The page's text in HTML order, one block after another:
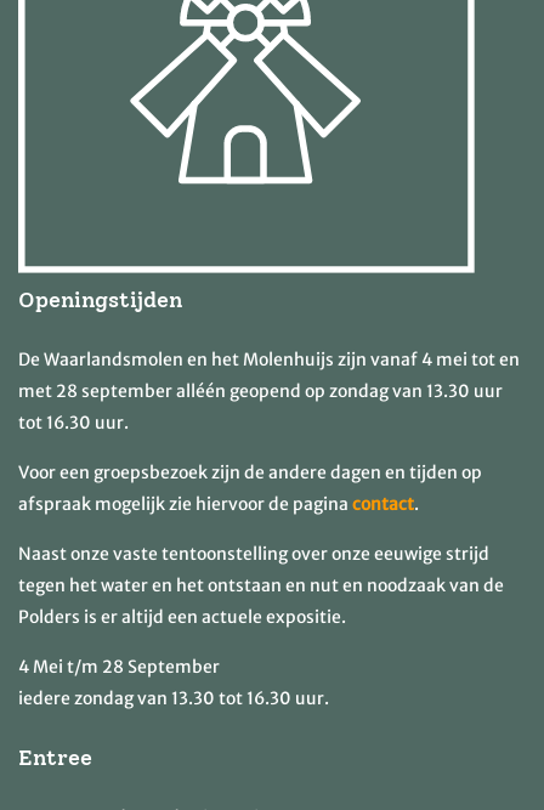
Openingstijden
De Waarlandsmolen en het Molenhuijs zijn vanaf 4 mei tot en
met 28 september alléén geopend op zondag van 13.30 uur
tot 16.30 uur.
Voor een groepsbezoek zijn de andere dagen en tijden op
afspraak mogelijk zie hiervoor de pagina contact.
Naast onze vaste tentoonstelling over onze eeuwige strijd
tegen het water en het ontstaan en nut en noodzaak van de
Polders is er altijd een actuele expositie.
4 Mei t/m 28 September
iedere zondag van 13.30 tot 16.30 uur.
Entree